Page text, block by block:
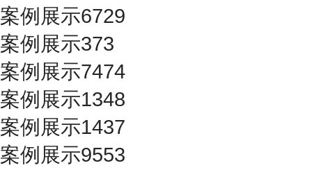
案例展示6729
案例展示373
案例展示7474
案例展示1348
案例展示1437
案例展示9553